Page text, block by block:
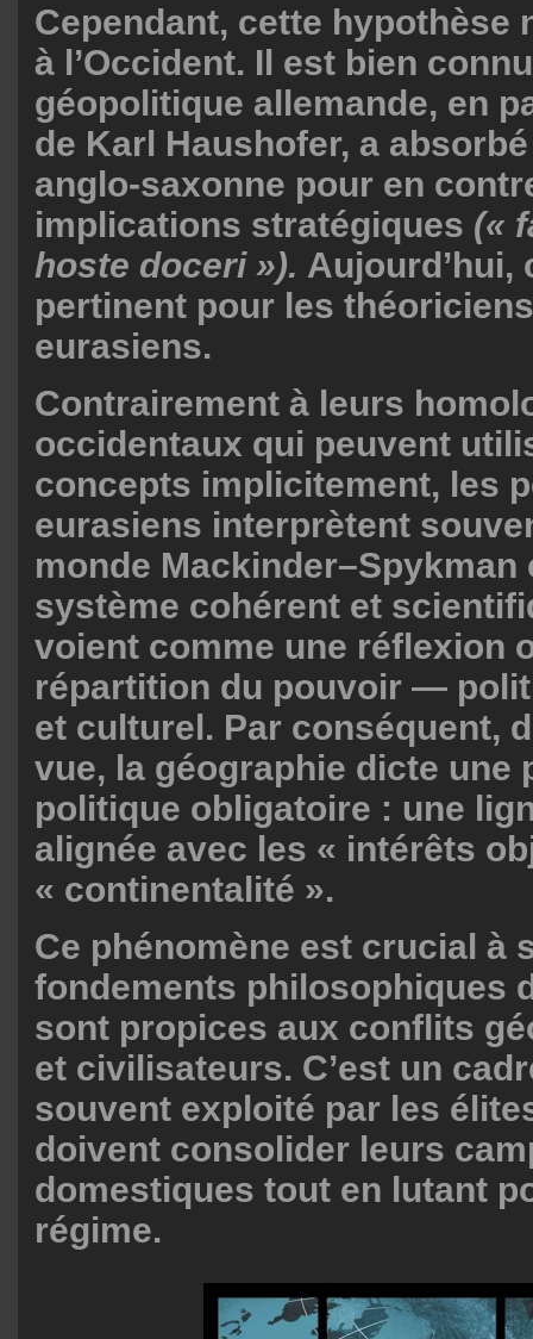
Cependant, cette hypothèse
à l’Occident. Il est bien
géopolitique allemande, en
de Karl Haushofer, a
anglo-saxonne pour en
implications stratégiques («
hoste doceri »). Aujourd’hui,
pertinent pour les
eurasiens.
Contrairement à leurs
occidentaux qui peuvent
concepts implicitement, les
eurasiens interprètent
monde Mackinder–Spykman
système cohérent et
voient comme une réflexion
répartition du pouvoir —
et culturel. Par conséquent,
vue, la géographie dicte une
politique obligatoire : une
alignée avec les « intérêts
« continentalité ».
Ce phénomène est crucial à
fondements philosophiques
sont propices aux conflits
et civilisateurs. C’est un
souvent exploité par les
doivent consolider leurs
domestiques tout en lutant
régime.